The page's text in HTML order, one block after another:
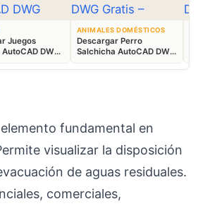
Juegos
DWG
2D
ANIMALES DOMÉSTICOS
Descargar Perro
Salchicha AutoCAD DWG
Gratis – Bloque 2D
fundamental en
visualizar la disposición
de aguas residuales.
comerciales,